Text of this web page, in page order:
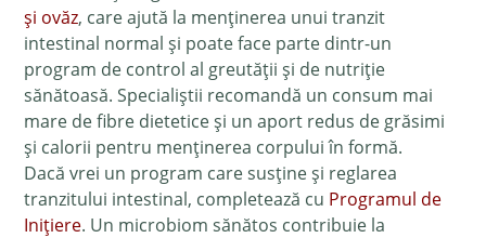
și ovăz, care ajută la menținerea unui tranzit
intestinal normal și poate face parte dintr-un
program de control al greutății și de nutriție
sănătoasă. Specialiștii recomandă un consum mai
mare de fibre dietetice și un aport redus de grăsimi
și calorii pentru menținerea corpului în formă.
Dacă vrei un program care susține și reglarea
tranzitului intestinal, completează cu Programul de
Inițiere. Un microbiom sănătos contribuie la